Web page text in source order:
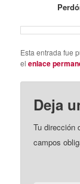
Esta entrada fue
elenlace
Deja
Tu dirección
campos